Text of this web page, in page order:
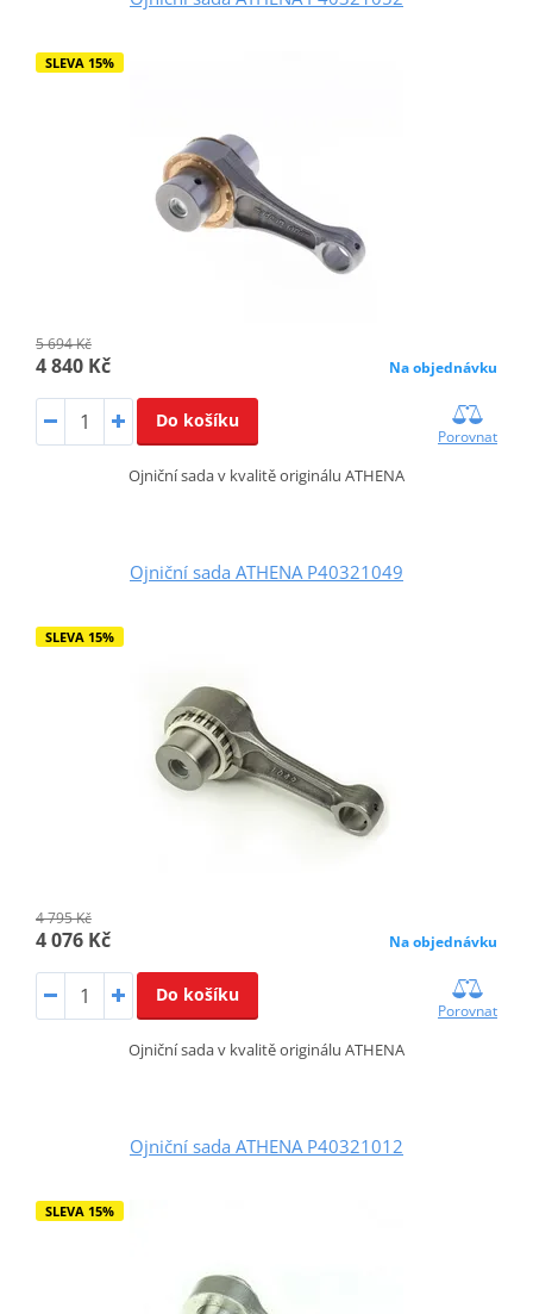
SLEVA 15%
5 694 Kč
4 840 Kč Na objednávku
Do košíku
Porovnat
Ojniční sada v kvalitě originálu ATHENA
Ojniční sada ATHENA P40321049
SLEVA 15%
4 795 Kč
4 076 Kč Na objednávku
Do košíku
Porovnat
Ojniční sada v kvalitě originálu ATHENA
Ojniční sada ATHENA P40321012
SLEVA 15%